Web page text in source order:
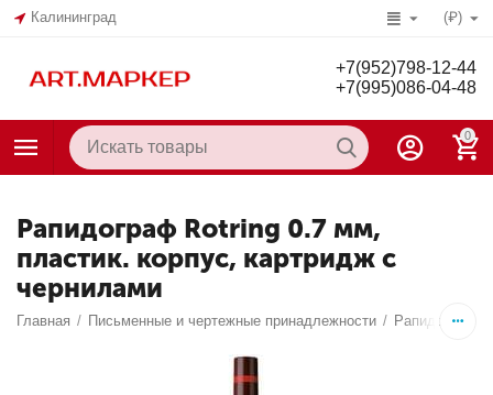
Калининград (₽)
+7(952)798-12-44
+7(995)086-04-48
0
Рапидограф Rotring 0.7 мм,
пластик. корпус, картридж с
чернилами
Главная / Письменные и чертежные принадлежности / Рапидографы